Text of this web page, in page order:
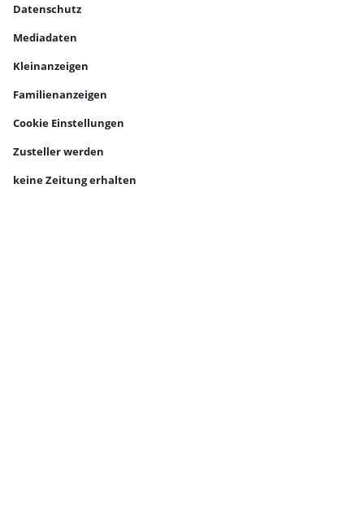
Datenschutz
Mediadaten
Kleinanzeigen
Familienanzeigen
Cookie Einstellungen
Zusteller werden
keine Zeitung erhalten